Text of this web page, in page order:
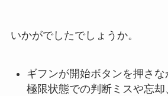
いかがでしたでしょうか。
ギフンが開始ボタンを押さな
極限状態での判断ミスや忘却